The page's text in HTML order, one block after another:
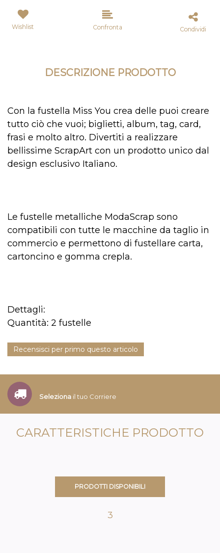
Wishlist Confronta Condividi
DESCRIZIONE PRODOTTO
Con la fustella Miss You crea delle puoi creare
tutto ciò che vuoi; biglietti, album, tag, card,
frasi e molto altro. Divertiti a realizzare
bellissime ScrapArt con un prodotto unico dal
design esclusivo Italiano.
Le fustelle metalliche ModaScrap sono
compatibili con tutte le macchine da taglio in
commercio e permettono di fustellare carta,
cartoncino e gomma crepla.
Dettagli:
Quantità: 2 fustelle
Recensisci per primo questo articolo
Seleziona il tuo Corriere
CARATTERISTICHE PRODOTTO
PRODOTTI DISPONIBILI
3